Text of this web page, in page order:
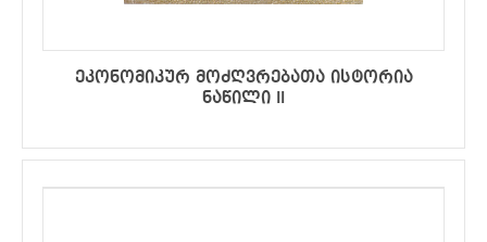
ეკონომიკურ მოძღვრებათა ისტორია
ნაწილი II